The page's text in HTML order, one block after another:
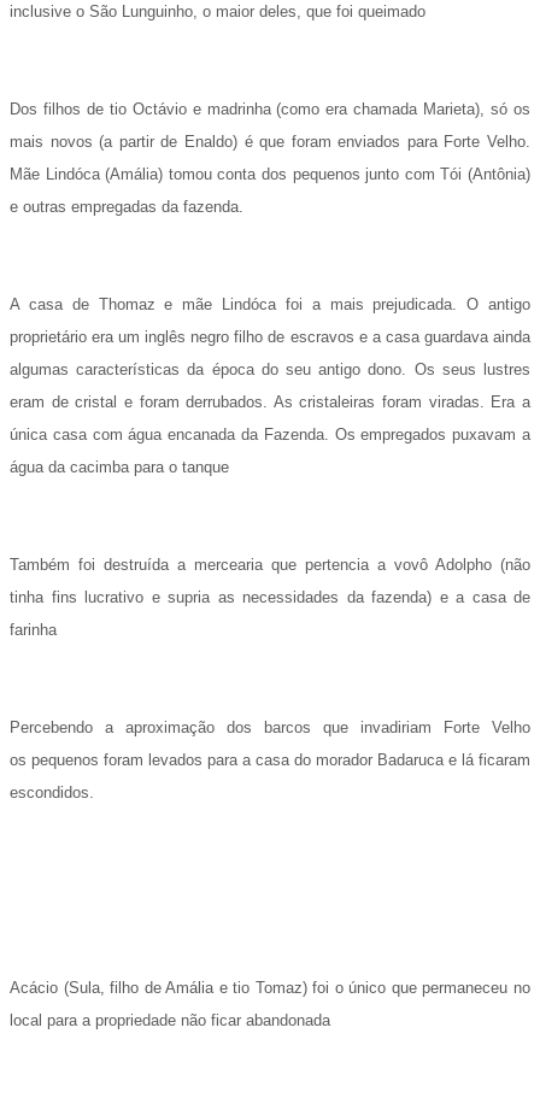
inclusive o São Lunguinho, o maior deles, que foi queimado
Dos filhos de tio Octávio e madrinha (como era chamada Marieta), só os
mais novos (a partir de Enaldo) é que foram enviados para Forte Velho.
Mãe Lindóca (Amália) tomou conta dos pequenos junto com Tói (Antônia)
e outras empregadas da fazenda.
A casa de Thomaz e mãe
Lindóca foi a mais prejudicada. O antigo
proprietário era um inglês negro filho de escravos e a casa guardava ainda
algumas características da época do seu antigodono. Os seus lustres
eram de cristal e foram derrubados. As cristaleiras foram viradas. Era a
única casa com água encanada da Fazenda. Osempregados puxavam a
água da cacimba para o tanque
Também foi destruída a mercearia que pertencia a vovô Adolpho (não
tinha fins
lucrativo e supria as necessidades da fazenda) e a casa de
farinha
Percebendo a aproximação dos barcos que invadiriam Forte Velho
os pequenos foram levados para a casa do morador Badaruca e lá ficaram
escondidos.
Acácio (Sula, filho de Amália e tio Tomaz) foi o único que permaneceu no
local para a propriedade não ficar abandonada